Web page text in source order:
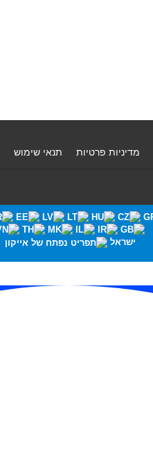
מדיניות פרטיות תנאי שימוש
ישראל